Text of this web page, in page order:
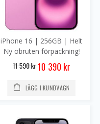
iPhone 16 | 256GB | Helt
Ny obruten förpackning!
11 590 krSpecial
Price
10 390 kr
LÄGG I KUNDVAGN